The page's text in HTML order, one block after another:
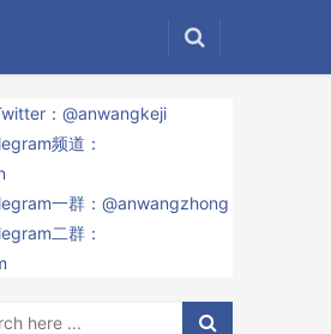
：@anwangkeji
频道：
一群：@anwangzhong
二群：